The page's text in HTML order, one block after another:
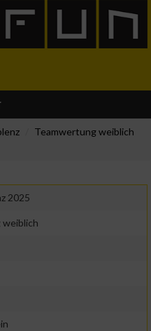
Teamwertung weiblich
2025